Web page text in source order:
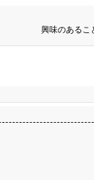
興味のあるこ